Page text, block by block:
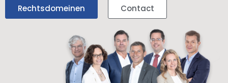
Rechtsdomeinen Contact